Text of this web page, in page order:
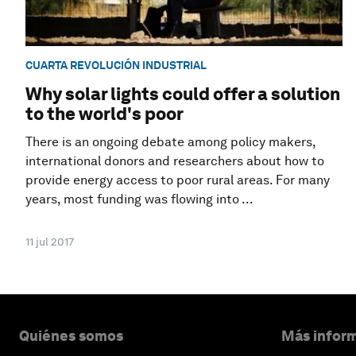
CUARTA REVOLUCIÓN INDUSTRIAL
Why solar lights could offer a solution
to the world's poor
There is an ongoing debate among policy makers,
international donors and researchers about how to
provide energy access to poor rural areas. For many
years, most funding was flowing into ...
11 jul 2017
Quiénes somos Más